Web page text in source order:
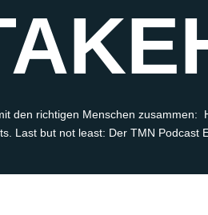
den richtigen Menschen zusammen:
Last but not least: Der TMN Podcast